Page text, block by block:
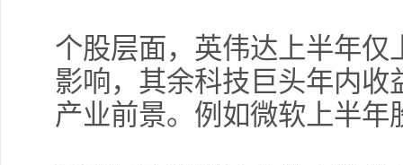
个股层面，英伟达上半年仅
影响，其余科技巨头年内
产业前景。例如微软上半年